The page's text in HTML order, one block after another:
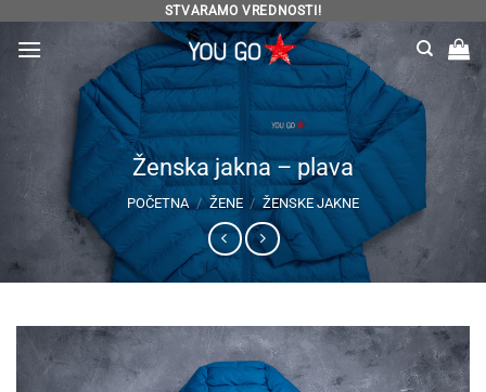
STVARAMO VREDNOSTI!
Ženska jakna – plava
POČETNA / ŽENE / ŽENSKE JAKNE